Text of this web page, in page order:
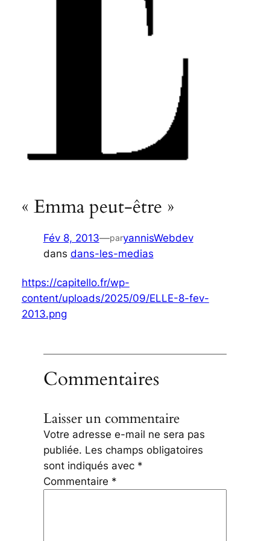
« Emma peut-être »
Fév 8, 2013—paryannisWebdev
dans dans-les-medias
https://capitello.fr/wp-
content/uploads/2025/09/ELLE-8-fev-
2013.png
Commentaires
Laisser un commentaire
Votre adresse e-mail ne sera pas
publiée. Les champs obligatoires
sont indiqués avec *
Commentaire *